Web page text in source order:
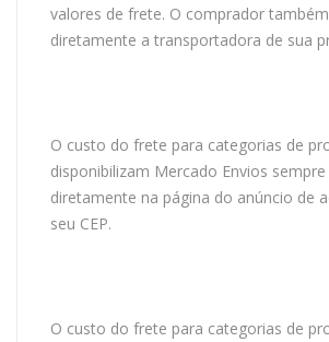
valores de frete. O comprador
diretamente a transportadora de sua
O custo do frete para categorias de
disponibilizam Mercado Envios
diretamente na página do anúncio de
seu CEP.
O custo do frete para categorias de